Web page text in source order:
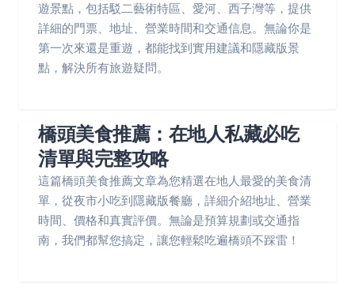
遊景點，包括駁二藝術特區、愛河、西子灣等，提供
詳細的門票、地址、營業時間和交通信息。無論你是
第一次來還是重遊，都能找到實用建議和隱藏版景
點，解決所有旅遊疑問。
橋頭美食推薦：在地人私藏必吃
清單與完整攻略
這篇橋頭美食推薦文章為您精選在地人最愛的美食清
單，從夜市小吃到隱藏版餐廳，詳細介紹地址、營業
時間、價格和真實評價。無論是預算規劃或交通指
南，我們都幫您搞定，讓您輕鬆吃遍橋頭不踩雷！